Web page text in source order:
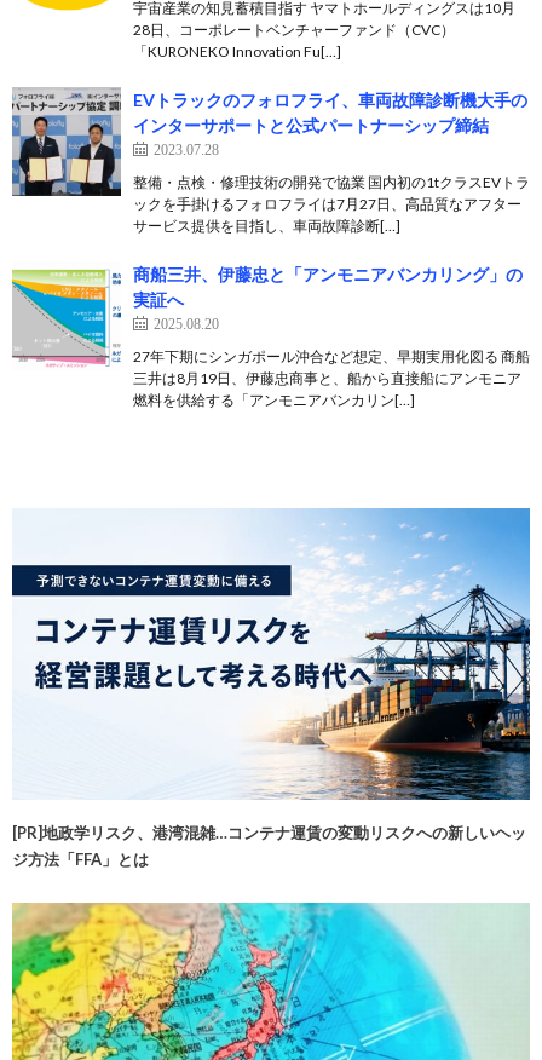
宇宙産業の知見蓄積目指す ヤマトホールディングスは10月
28日、コーポレートベンチャーファンド（CVC）
「KURONEKO Innovation Fu[…]
EVトラックのフォロフライ、車両故障診断機大手の
インターサポートと公式パートナーシップ締結
2023.07.28
整備・点検・修理技術の開発で協業 国内初の1tクラスEVトラ
ックを手掛けるフォロフライは7月27日、高品質なアフター
サービス提供を目指し、車両故障診断[…]
商船三井、伊藤忠と「アンモニアバンカリング」の
実証へ
2025.08.20
27年下期にシンガポール沖合など想定、早期実用化図る 商船
三井は8月19日、伊藤忠商事と、船から直接船にアンモニア
燃料を供給する「アンモニアバンカリン[…]
[PR]地政学リスク、港湾混雑…コンテナ運賃の変動リスクへの新しいヘッ
ジ方法「FFA」とは